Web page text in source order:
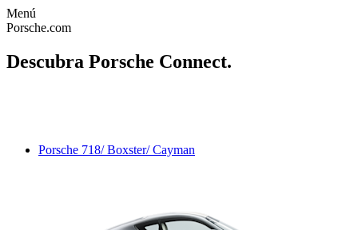
Menú
Porsche.com
Descubra Porsche Connect.
Porsche 718/ Boxster/ Cayman